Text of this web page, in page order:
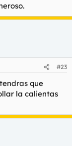
#23
que
la calientas